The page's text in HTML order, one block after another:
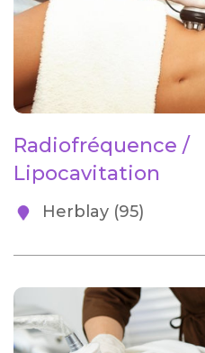
Radiofréquence /
Lipocavitation
Herblay (95)